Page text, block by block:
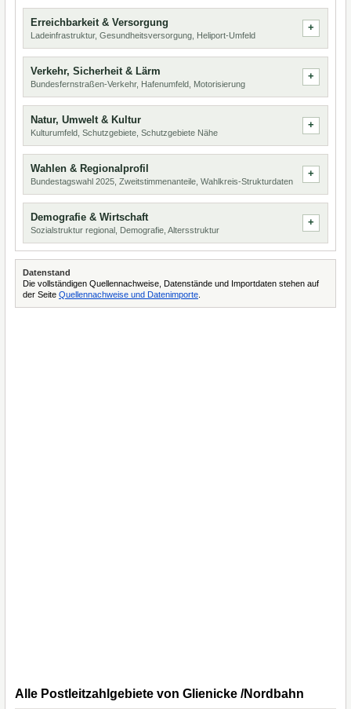
Erreichbarkeit & Versorgung
Ladeinfrastruktur, Gesundheitsversorgung, Heliport-Umfeld
Verkehr, Sicherheit & Lärm
Bundesfernstraßen-Verkehr, Hafenumfeld, Motorisierung
Natur, Umwelt & Kultur
Kulturumfeld, Schutzgebiete, Schutzgebiete Nähe
Wahlen & Regionalprofil
Bundestagswahl 2025, Zweitstimmenanteile, Wahlkreis-Strukturdaten
Demografie & Wirtschaft
Sozialstruktur regional, Demografie, Altersstruktur
Datenstand
Die vollständigen Quellennachweise, Datenstände und Importdaten stehen auf
der Seite Quellennachweise und Datenimporte
Alle Postleitzahlgebiete von Glienicke /Nordbahn